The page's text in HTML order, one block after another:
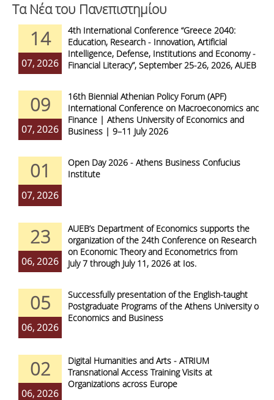
Τα Νέα του Πανεπιστημίου
14
07, 2026
4th International Conference “Greece 2040:
Education, Research - Innovation, Artificial
Intelligence, Defense, Institutions and Economy -
Financial Literacy”, September 25-26, 2026, AUEB
09
07, 2026
16th Biennial Athenian Policy Forum (APF)
International Conference on Macroeconomics and
Finance | Athens University of Economics and
Business | 9–11 July 2026
01
07, 2026
Open Day 2026 - Athens Business Confucius
Institute
23
06, 2026
AUEB’s Department of Economics supports the
organization of the 24th Conference on Research
on Economic Theory and Econometrics from
July 7 through July 11, 2026 at Ios.
05
06, 2026
Successfully presentation of the English-taught
Postgraduate Programs of the Athens University of
Economics and Business
02
06, 2026
Digital Humanities and Arts - ATRIUM
Transnational Access Training Visits at
Organizations across Europe